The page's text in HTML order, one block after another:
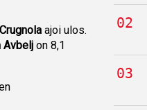
ajoi ulos.
Avbelj on 8,1